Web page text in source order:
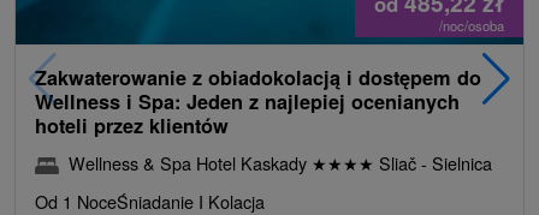
/noc/osoba
Zakwaterowanie z obiadokolacją i dostępem do
Wellness i Spa: Jeden z najlepiej ocenianych
hoteli przez klientów
Wellness & Spa Hotel Kaskady ★★★★ Sliač - Sielnica
Od 1 NoceŚniadanie I Kolacja